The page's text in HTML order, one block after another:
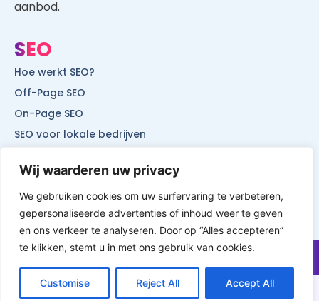
Wij waarderen uw privacy
We gebruiken cookies om uw surfervaring te verbeteren,
gepersonaliseerde advertenties of inhoud weer te geven
en ons verkeer te analyseren. Door op “Alles accepteren”
te klikken, stemt u in met ons gebruik van cookies.
Customise Reject All Accept All
SEO
Hoe werkt SEO?
SEO voor lokale bedrijven
SEO voor mobiele websites
SEO voor start-ups
© All Rights Reserved by Website Vindbaar